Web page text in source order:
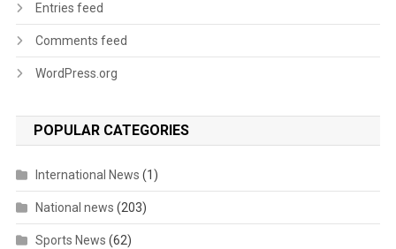
Entries feed
Comments feed
WordPress.org
POPULAR CATEGORIES
International News (1)
National news (203)
Sports News (62)